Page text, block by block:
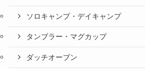
ソロキャンプ・デイキャンプ
タンブラー・マグカップ
ダッチオーブン